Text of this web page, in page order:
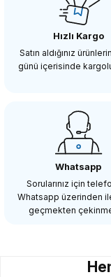
Hızlı Kargo
Satın aldığınız
günü içerisinde
Whatsapp
Sorularınız için
Whatsapp üzerinden
geçmekten